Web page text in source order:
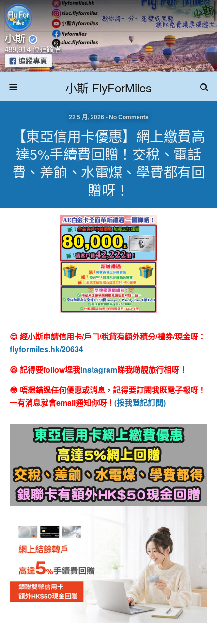
小斯 FlyForMiles
22 5 月, 2026 • No Comments
【東亞信用卡優惠】網上繳費高
達5%手續費回贈！交稅、電話
費、差餉、水電煤、學費都有回
贈呀！
😍 經小斯申請信用卡/戶口/稅貸有額外積分/禮券/現金呀：
flyformiles.hk/20634
😆 記得要follow埋我Instagram睇我啲靚旅行相呀！
😳 唔想錯過任何優惠或消息，記得要訂閱我既電子報呀！
一有消息就會email通知你呀！ (按我登記訂閱)